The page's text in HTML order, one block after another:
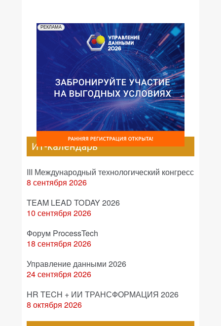
РЕКЛАМА
ИТ-календарь
III Международный технологический конгресс
8 сентября 2026
TEAM LEAD TODAY 2026
10 сентября 2026
Форум ProcessTech
18 сентября 2026
Управление данными 2026
24 сентября 2026
HR TECH + ИИ ТРАНСФОРМАЦИЯ 2026
8 октября 2026